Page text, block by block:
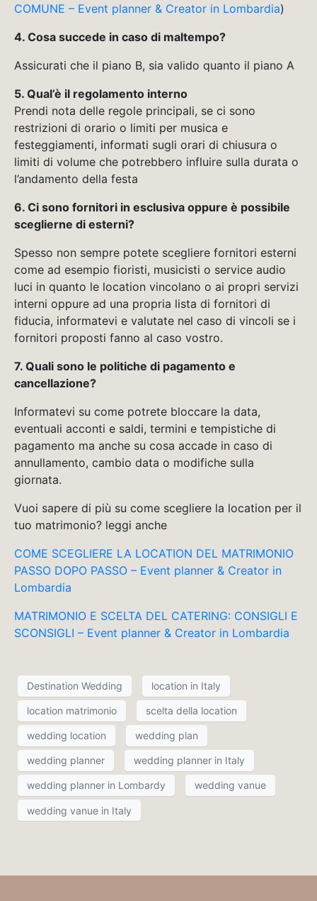
COMUNE – Event planner & Creator in Lombardia)
4. Cosa succede in caso di maltempo?
Assicurati che il piano B, sia valido quanto il piano A
5. Qual’è il regolamento interno
Prendi nota delle regole principali, se ci sono
restrizioni di orario o limiti per musica e
festeggiamenti, informati sugli orari di chiusura o
limiti di volume che potrebbero influire sulla durata o
l’andamento della festa
6. Ci sono fornitori in esclusiva oppure è possibile
sceglierne di esterni?
Spesso non sempre potete scegliere fornitori esterni
come ad esempio fioristi, musicisti o service audio
luci in quanto le location vincolano o ai propri servizi
interni oppure ad una propria lista di fornitori di
fiducia, informatevi e valutate nel caso di vincoli se i
fornitori proposti fanno al caso vostro.
7. Quali sono le politiche di pagamento e
cancellazione?
Informatevi su come potrete bloccare la data,
eventuali acconti e saldi, termini e tempistiche di
pagamento ma anche su cosa accade in caso di
annullamento, cambio data o modifiche sulla
giornata.
Vuoi sapere di più su come scegliere la location per il
tuo matrimonio? leggi anche
COME SCEGLIERE LA LOCATION DEL MATRIMONIO
PASSO DOPO PASSO – Event planner & Creator in
Lombardia
MATRIMONIO E SCELTA DEL CATERING: CONSIGLI E
SCONSIGLI – Event planner & Creator in Lombardia
Destination Wedding location in Italy
location matrimonio scelta della location
wedding location wedding plan
wedding planner wedding planner in Italy
wedding planner in Lombardy wedding vanue
wedding vanue in Italy